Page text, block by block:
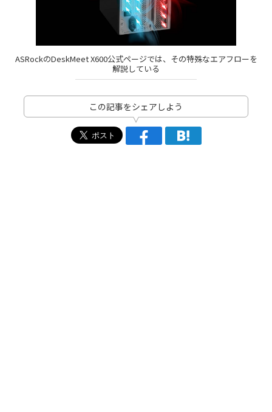
ASRockのDeskMeet X600公式ページでは、その特殊なエアフローを
解説している
この記事をシェアしよう